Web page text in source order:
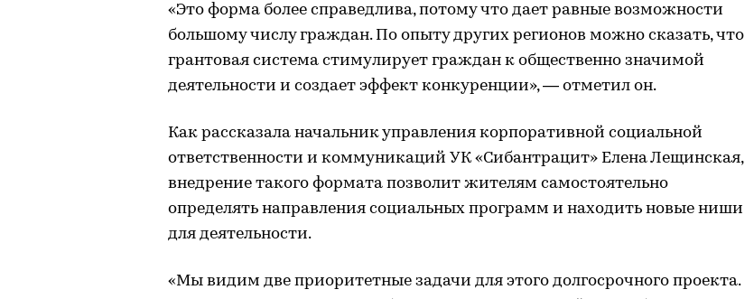
«Это форма более справедлива, потому что дает равные возможности
большому числу граждан. По опыту других регионов можно сказать, что
грантовая система стимулирует граждан к общественно значимой
деятельности и создает эффект конкуренции», — отметил он.
Как рассказала начальник управления корпоративной социальной
ответственности и коммуникаций УК «Сибантрацит» Елена Лещинская,
внедрение такого формата позволит жителям самостоятельно
определять направления социальных программ и находить новые ниши
для деятельности.
«Мы видим две приоритетные задачи для этого долгосрочного проекта.